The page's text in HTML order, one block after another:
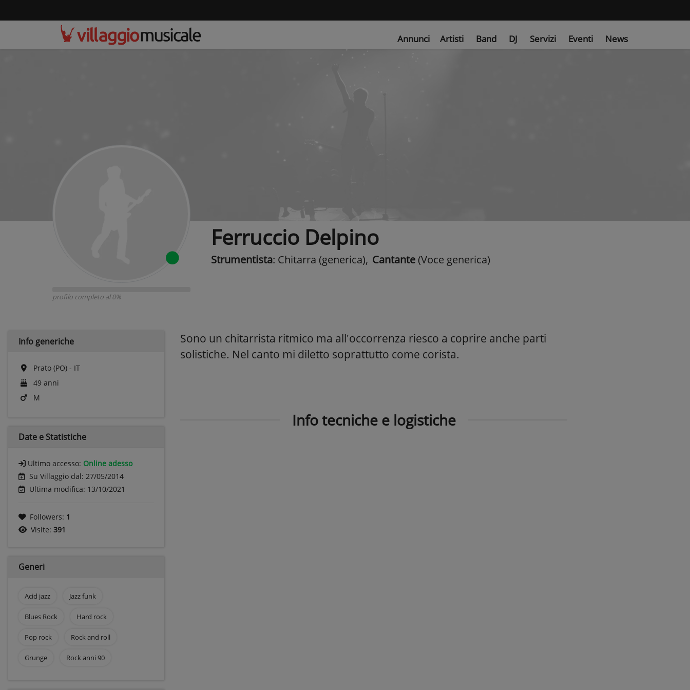
Annunci Artisti Band DJ Servizi Eventi News
profilo completo al 0%
Ferruccio Delpino
Strumentista: Chitarra (generica), Cantante (Voce generica)
Info generiche
Prato (PO) - IT
49 anni
M
Date e Statistiche
Ultimo accesso: Online adesso
Su Villaggio dal: 27/05/2014
Ultima modifica: 13/10/2021
Followers: 1
Visite: 391
Generi
Acid jazz Jazz funk
Blues Rock Hard rock
Pop rock Rock and roll
Grunge Rock anni 90
Sono un chitarrista ritmico ma all'occorrenza riesco a coprire anche parti
solistiche. Nel canto mi diletto soprattutto come corista.
Info tecniche e logistiche